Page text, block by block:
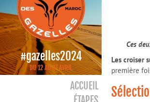
#gazelles2024
DU 12 AU 27 AVRIL
ACCUEIL
Ces
Les croiser
première